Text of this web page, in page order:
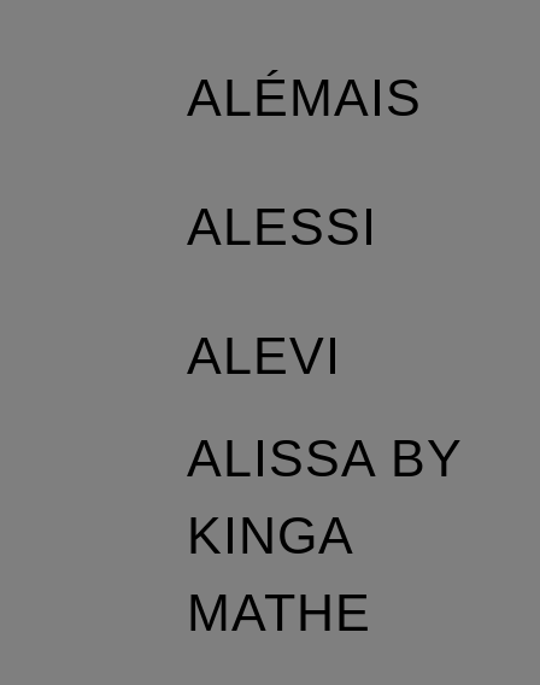
ALÉMAIS
ALESSI
ALEVI
ALISSA BY
KINGA
MATHE